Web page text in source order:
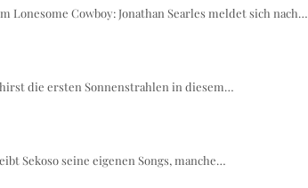
Lonesome Cowboy: Jonathan Searles meldet sich nach…
die ersten Sonnenstrahlen in diesem…
Sekoso seine eigenen Songs, manche…